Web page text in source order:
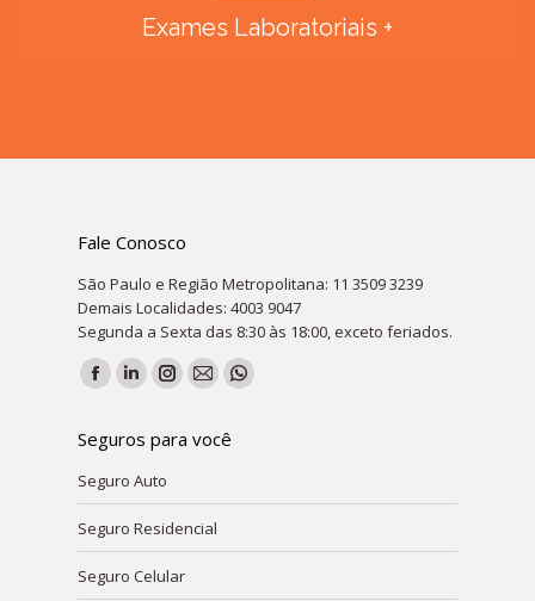
Exames Laboratoriais +
Fale Conosco
São Paulo e Região Metropolitana: 11 3509 3239
Demais Localidades: 4003 9047
Segunda a Sexta das 8:30 às 18:00, exceto feriados.
Encontre-nos em:
Facebook
opens
in
new
window
Linkedin
opens
in
new
Instagram
opens
new
Mail
opens
new
Whatsapp
new
Seguros para você
Seguro Auto
Seguro Residencial
Seguro Celular